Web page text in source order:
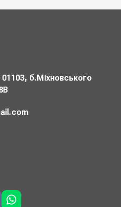
01103, б.Міхновського